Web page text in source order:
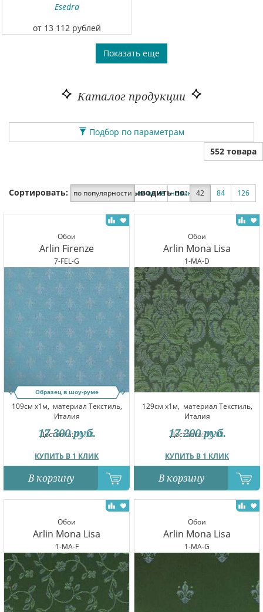
Esedra
от 13 112 рублей
Показать еще
Каталог продукции
Подбор по параметрам
552 товара
Сортировать: по популярности по цене новинки по скидке
Выводить по: 42 84 126
Обои
Arlin Firenze
7-FEL-G
Образец в шоу-руме
109см x1м, материал Текстиль,
Италия
Доставка:10.08
КУПИТЬ В 1 КЛИК
17 300 руб.
В корзину
Обои
Arlin Mona Lisa
1-MA-D
129см x1м, материал Текстиль,
Италия
Доставка:10.08
КУПИТЬ В 1 КЛИК
17 200 руб.
В корзину
Обои
Arlin Mona Lisa
1-MA-F
Обои
Arlin Mona Lisa
1-MA-G